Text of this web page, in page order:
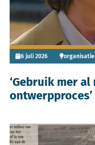
‘Gebruik mer
ontwerpproces’
6 juli 2026
Lees meer over ‘met